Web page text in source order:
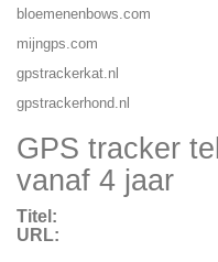
bloemenenbows.com
mijngps.com
gpstrackerkat.nl
gpstrackerhond.nl
GPS tracker
vanaf 4 jaar
Titel:
URL: